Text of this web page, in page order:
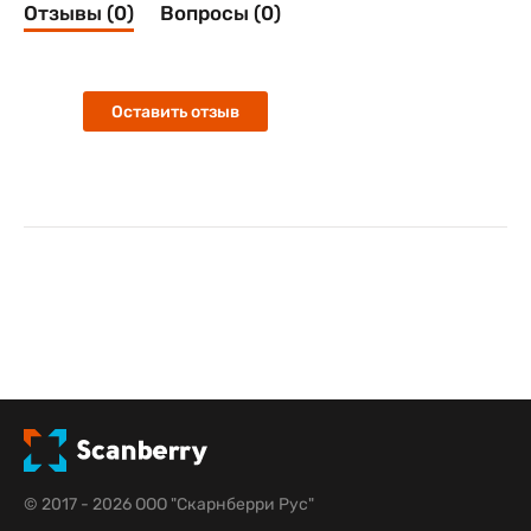
Отзывы (0) Вопросы (0)
Оставить отзыв
© 2017 - 2026 ООО "Скарнберри Рус"